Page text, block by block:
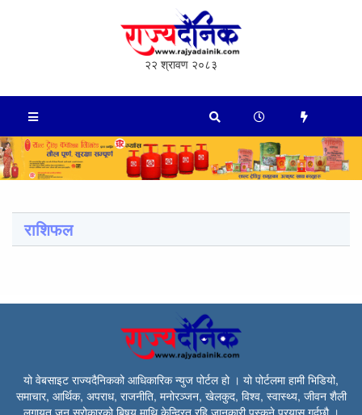
२२ श्रावण २०८३
राशिफल
यो वेबसाइट राज्यदैनिकको आधिकारिक न्युज पोर्टल हो । यो पोर्टलमा हामी भिडियो,
समाचार, आर्थिक, अपराध, राजनीति, मनोरञ्जन, खेलकुद, विश्व, स्वास्थ्य, जीवन शैली